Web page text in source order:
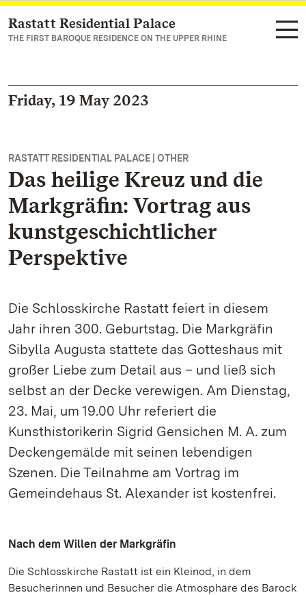
Navigate to main page
Rastatt Residential Palace
THE FIRST BAROQUE RESIDENCE ON THE UPPER RHINE
Friday, 19 May 2023
RASTATT RESIDENTIAL PALACE | OTHER
Das heilige Kreuz und die
Markgräfin: Vortrag aus
kunstgeschichtlicher
Perspektive
Die Schlosskirche Rastatt feiert in diesem
Jahr ihren 300. Geburtstag. Die Markgräfin
Sibylla Augusta stattete das Gotteshaus mit
großer Liebe zum Detail aus – und ließ sich
selbst an der Decke verewigen. Am Dienstag,
23. Mai, um 19.00 Uhr referiert die
Kunsthistorikerin Sigrid Gensichen M. A. zum
Deckengemälde mit seinen lebendigen
Szenen. Die Teilnahme am Vortrag im
Gemeindehaus St. Alexander ist kostenfrei.
Nach dem Willen der Markgräfin
Die Schlosskirche Rastatt ist ein Kleinod, in dem
Besucherinnen und Besucher die Atmosphäre des Barock